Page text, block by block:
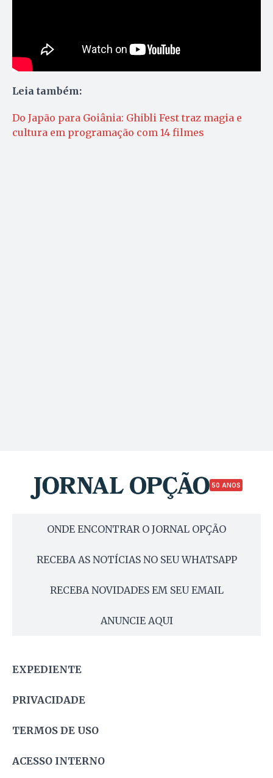
Leia também:
Do Japão para Goiânia: Ghibli Fest traz magia e
cultura em programação com 14 filmes
50 ANOS
ONDE ENCONTRAR O JORNAL OPÇÃO
RECEBA AS NOTÍCIAS NO SEU WHATSAPP
RECEBA NOVIDADES EM SEU EMAIL
ANUNCIE AQUI
EXPEDIENTE
PRIVACIDADE
TERMOS DE USO
ACESSO INTERNO